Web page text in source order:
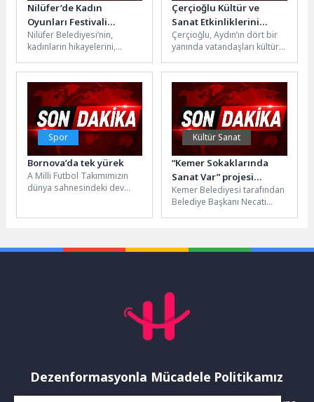
Nilüfer’de Kadın
Oyunları Festivali
“Şairler Mezarlığı” ile
sona erdi
Nilüfer Belediyesi’nin,
kadınların hikayelerini,
varlıklarını görünür kılmak
amacıyla düzenlediği “Kadın
Oyunları Festivali...
Çerçioğlu Kültür ve
Sanat Etkinliklerini
Aydınlılar ile
Buluşturmaya Devam
Ediyor
Çerçioğlu, Aydın’ın dört bir
yanında vatandaşları kültür
buluşturmaya devam
ediyor.Aydın Büyükşehir...
Spor
Bornova’da tek yürek
A Milli Futbol Takımımızın
dünya sahnesindeki dev
Kültür Sanat
“Kemer Sokaklarında
Sanat Var” projesi
başlıyor
Kemer Belediyesi tarafından
Belediye Başkanı Necati
Var”...
Dezenformasyonla Mücadele Politikamız